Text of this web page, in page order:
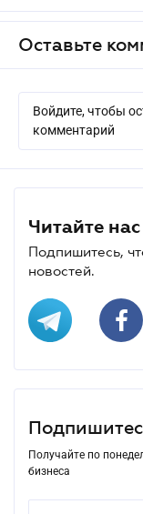
Оставьте
Войдите, чтобы
комментарий
Читайте
Подпишитесь,
новостей.
Получайте по
бизнеса